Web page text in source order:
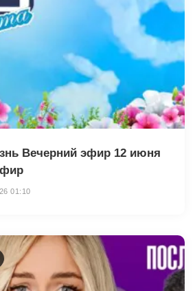
Вечерний эфир 12 июня
01:10